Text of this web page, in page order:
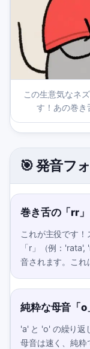
この生意気なネ
す！あの巻き
🎯 発音フ
巻き舌の「rr
これが主役です
「r」（例：
音されます。これ
純粋な母音「o
'a' と 'o' の繰り返
母音は速く、純粋